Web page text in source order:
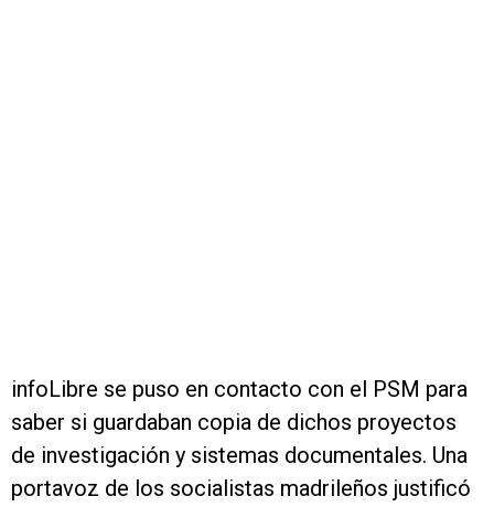
infoLibre se puso en contacto con el PSM para
saber si guardaban copia de dichos proyectos
de investigación y sistemas documentales. Una
portavoz de los socialistas madrileños justificó